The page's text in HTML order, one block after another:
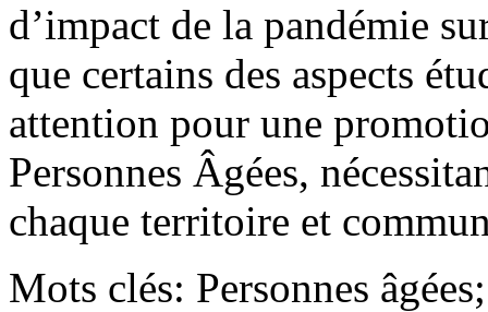
d’impact de la pandémie
que certains des aspects
attention pour une
Personnes Âgées,
chaque territoire et
Mots clés: Personnes